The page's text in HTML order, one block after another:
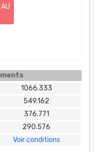
1066.333
549.162
376.771
290.576
Voir conditions